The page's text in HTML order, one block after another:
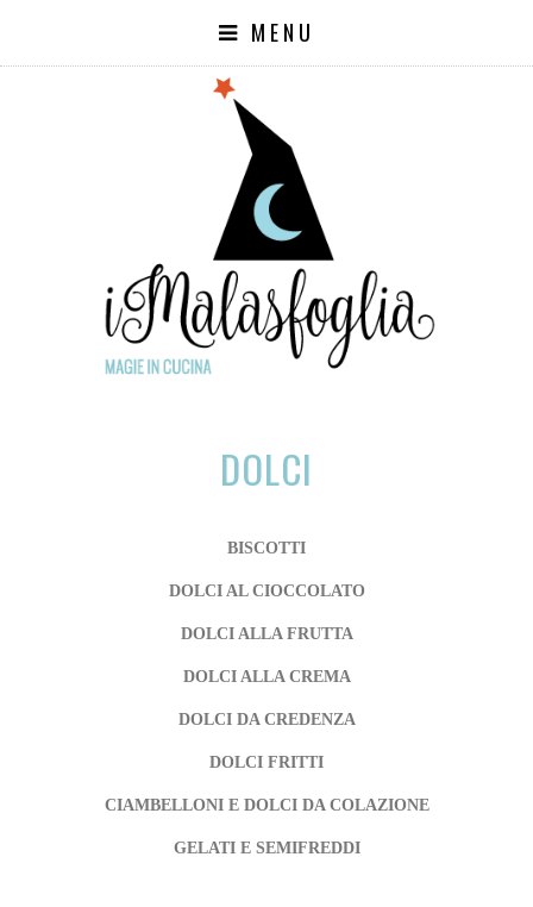
MENU
DOLCI
BISCOTTI
DOLCI AL CIOCCOLATO
DOLCI ALLA FRUTTA
DOLCI ALLA CREMA
DOLCI DA CREDENZA
DOLCI FRITTI
CIAMBELLONI E DOLCI DA COLAZIONE
GELATI E SEMIFREDDI